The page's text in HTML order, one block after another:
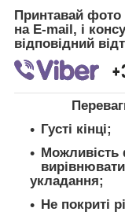
Принтавай фото
на E-mail, і
відповідний
Густі кінці;
Можливість
укладання;
Не покриті